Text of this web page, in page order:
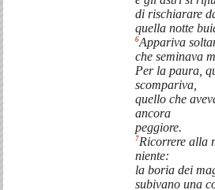
di rischiarare
quella notte
6Appariva
che seminava
Per la paura,
scompariva,
quello che
ancora
peggiore.
7Ricorrere alla
niente:
la boria dei
subivano una